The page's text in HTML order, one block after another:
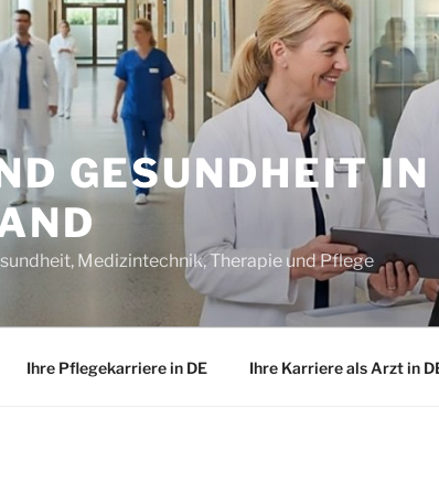
GESUNDHEIT IN
Medizintechnik, Therapie und Pflege
Ihre Pflegekarriere in DE Ihre Karriere als Arzt in